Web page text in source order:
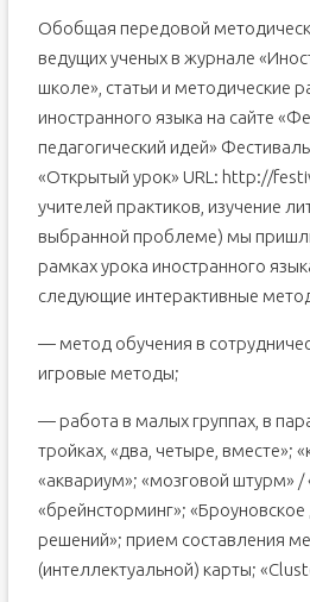
Обобщая передовой
ведущих ученых в журнале
школе», статьи и методические
иностранного языка на сайте
педагогический идей»
«Открытый урок» URL: http://
учителей практиков, изучение
выбранной проблеме) мы
рамках урока иностранного
следующие интерактивные
— метод обучения в
игровые методы;
— работа в малых группах, в
тройках, «два, четыре, вместе»;
«аквариум»; «мозговой штурм» /
«брейнсторминг»;
решений»; прием составления
(интеллектуальной) карты;